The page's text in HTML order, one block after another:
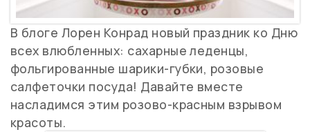
В блоге Лорен Конрад новый праздник ко Дню
всех влюбленных: сахарные леденцы,
фольгированные шарики-губки, розовые
салфеточки посуда! Давайте вместе
насладимся этим розово-красным взрывом
красоты.